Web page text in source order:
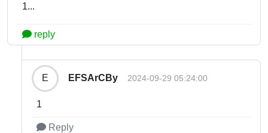
1...
reply
E EFSArCBy 2024-09-29 05:24:00
1
Reply